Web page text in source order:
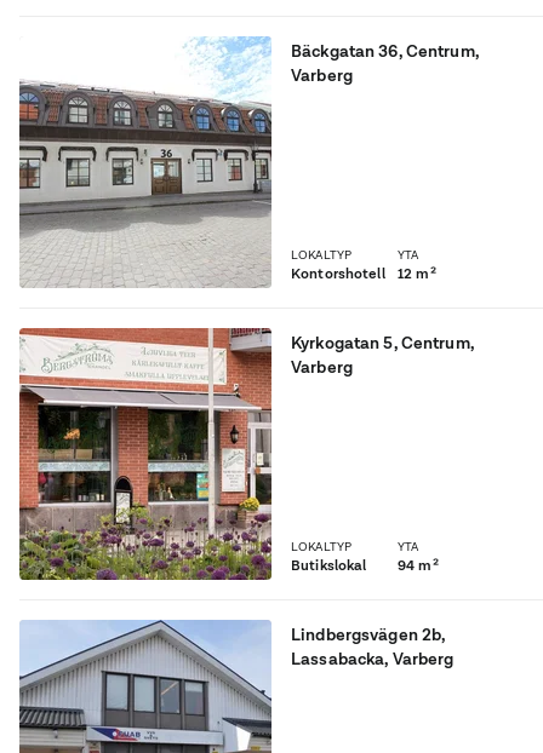
Bäckgatan 36,Centrum,
Varberg
LOKALTYP
Kontorshotell
YTA
12 m²
Kyrkogatan 5,Centrum,
Varberg
LOKALTYP
Butikslokal
YTA
94 m²
Lindbergsvägen 2b,
Lassabacka, Varberg